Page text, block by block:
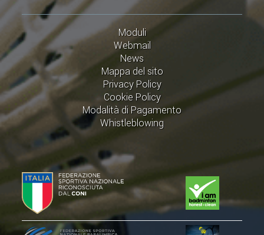
Moduli
Webmail
News
Mappa del sito
Privacy Policy
Cookie Policy
Modalità di Pagamento
Whistleblowing
SCHEDE ATLETI
PROMOZIONE
NUOVI GIOCHI DELLA GIOVENTÙ
PROGETTO SHUTTLE TIME
TROFEO CONI
PROGETTI CONI
PROGETTI SPORT E SALUTE